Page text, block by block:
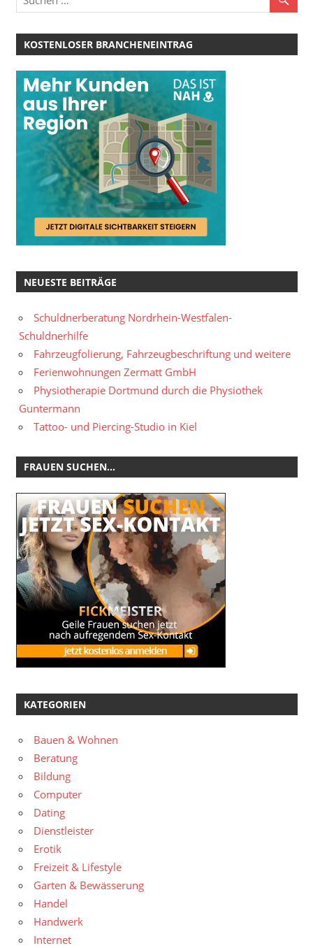
KOSTENLOSER BRANCHENEINTRAG
NEUESTE BEITRÄGE
Schuldnerberatung Nordrhein-Westfalen-
Schuldnerhilfe
Fahrzeugfolierung, Fahrzeugbeschriftung und weitere
Ferienwohnungen Zermatt GmbH
Physiotherapie Dortmund durch die Physiothek
Guntermann
Tattoo- und Piercing-Studio in Kiel
FRAUEN SUCHEN…
KATEGORIEN
Bauen & Wohnen
Beratung
Bildung
Computer
Dating
Dienstleister
Erotik
Freizeit & Lifestyle
Garten & Bewässerung
Handel
Handwerk
Internet